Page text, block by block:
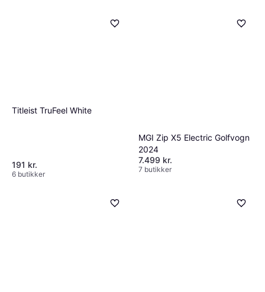
Titleist TruFeel White
191 kr.
6 butikker
MGI Zip X5 Electric Golfvogn
2024
7.499 kr.
7 butikker